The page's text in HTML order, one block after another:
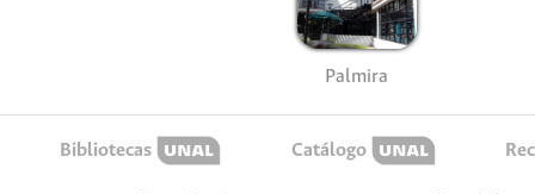
Palmira
Bibliotecas Catálogo